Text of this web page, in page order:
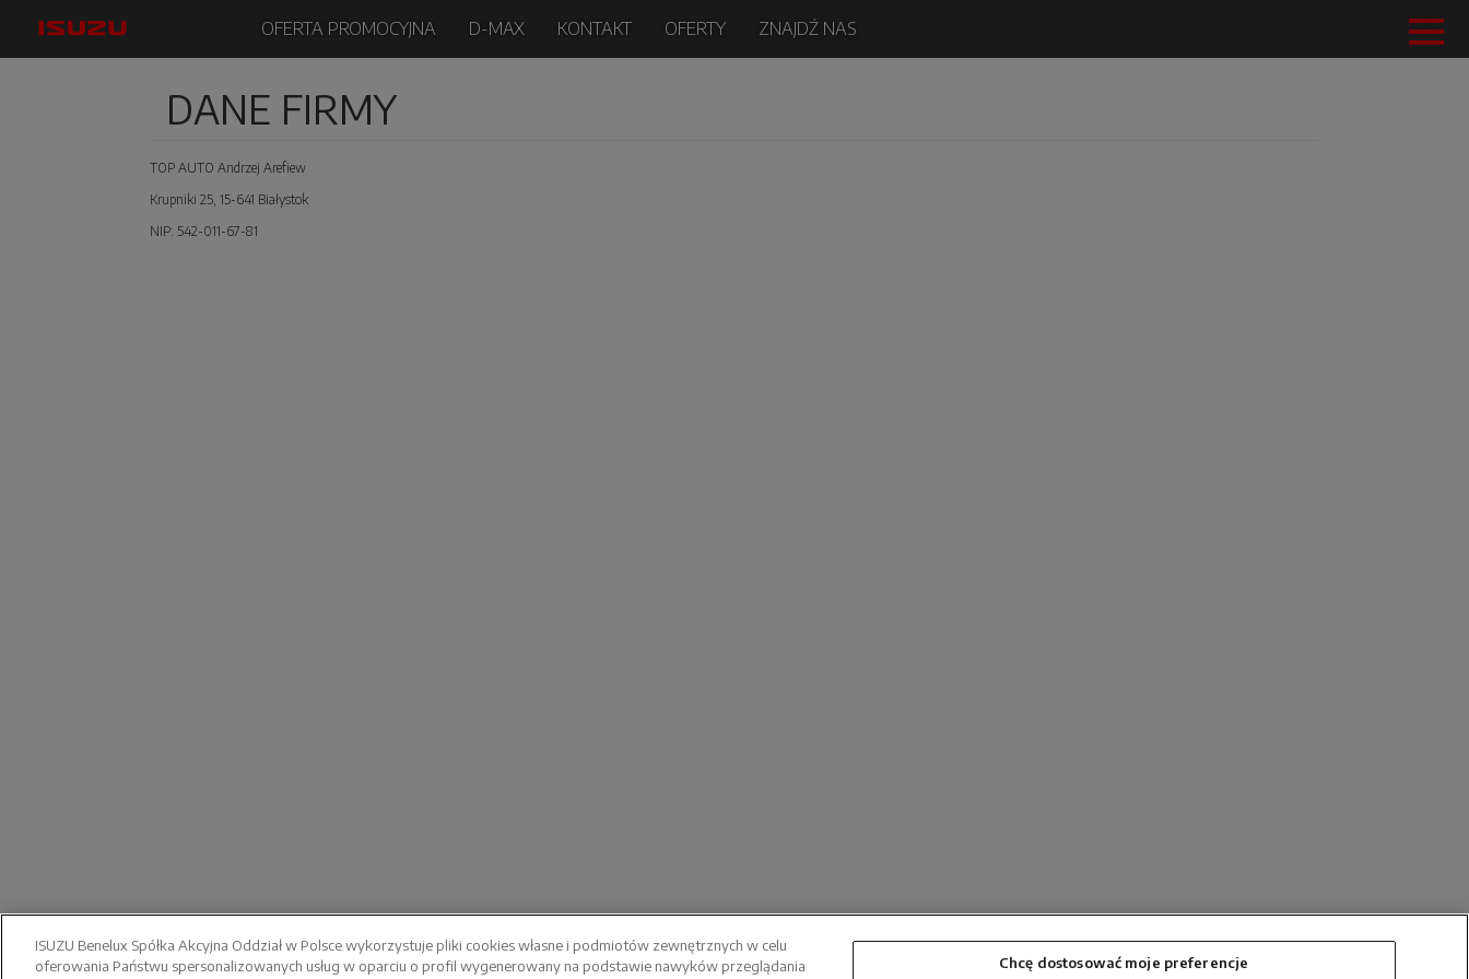
OFERTA PROMOCYJNA D-MAX KONTAKT OFERTY ZNAJDŹ NAS
DANE FIRMY
TOP AUTO Andrzej Arefiew
Krupniki 25, 15-641 Białystok
NIP: 542-011-67-81
ISUZU Benelux Spółka Akcyjna Oddział w Polsce wykorzystuje pliki cookies własne i podmiotów zewnętrznych w celu
oferowania Państwu spersonalizowanych usług w oparciu o profil wygenerowany na podstawie nawyków przeglądania
Chcę dostosować moje preferencje